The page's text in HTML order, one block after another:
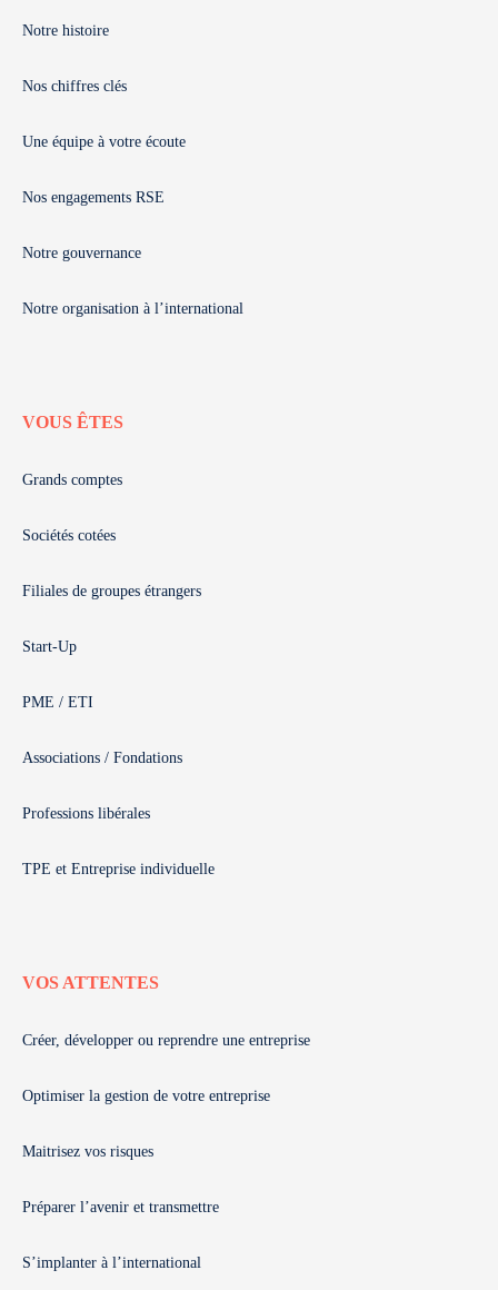
Notre histoire
Nos chiffres clés
Une équipe à votre écoute
Nos engagements RSE
Notre gouvernance
Notre organisation à l’international
VOUS ÊTES
Grands comptes
Sociétés cotées
Filiales de groupes étrangers
Start-Up
PME / ETI
Associations / Fondations
Professions libérales
TPE et Entreprise individuelle
VOS ATTENTES
Créer, développer ou reprendre une entreprise
Optimiser la gestion de votre entreprise
Maitrisez vos risques
Préparer l’avenir et transmettre
S’implanter à l’international